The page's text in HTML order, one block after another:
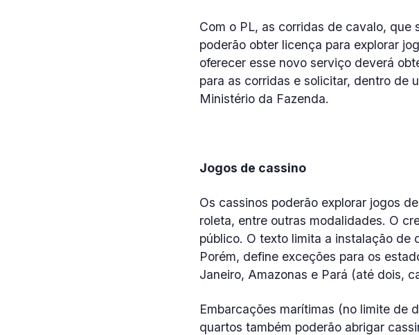
Com o PL, as corridas de cavalo, que
poderão obter licença para explorar
oferecer esse novo serviço deverá
para as corridas e solicitar, dentro de
Ministério da Fazenda.
Jogos de cassino
Os cassinos poderão explorar jogos
roleta, entre outras modalidades. O
público. O texto limita a instalação de
Porém, define exceções para os
Janeiro, Amazonas e Pará (até dois,
Embarcações marítimas (no limite de
quartos também poderão abrigar